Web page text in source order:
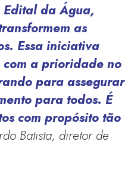
Edital da Água,
as
Essa iniciativa
com a prioridade no
para assegurar
para todos. É
com propósito tão
Batista, diretor de